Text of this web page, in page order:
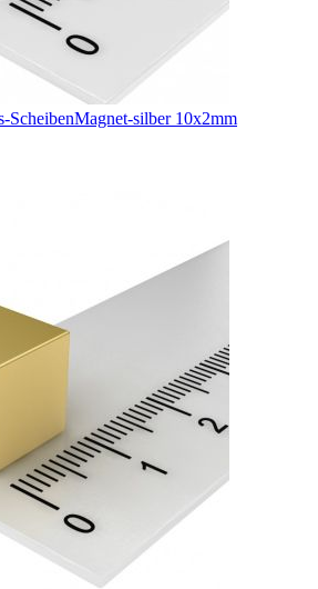
ScheibenMagnet-silber 10x2mm